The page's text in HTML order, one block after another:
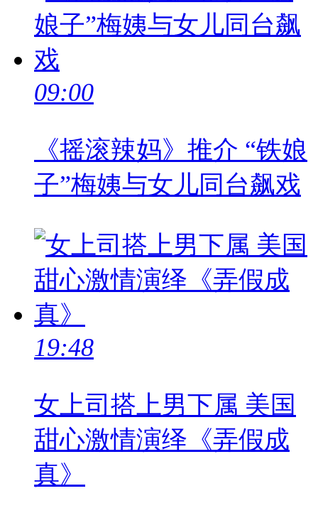
09:00
《摇滚辣妈》推介 “铁娘
子”梅姨与女儿同台飙戏
19:48
女上司搭上男下属 美国
甜心激情演绎《弄假成
真》